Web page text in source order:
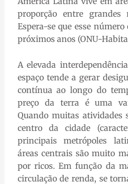
proporção entre grandes
Espera-se que esse
próximos anos (ONU-
A elevada
espaço tende a gerar
contínua ao longo do
preço da terra é uma
Quando muitas atividades
centro da cidade
principais metrópoles
áreas centrais são muito
por ricos. Em função da
circulação de renda, se